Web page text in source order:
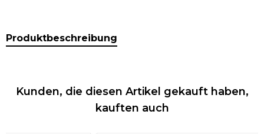
Produktbeschreibung
Kunden, die diesen Artikel gekauft haben,
kauften auch